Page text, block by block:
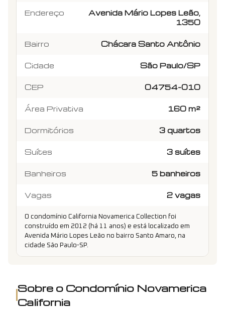
Endereço
Avenida Mário Lopes Leão,
1350
Bairro Chácara Santo Antônio
Cidade São Paulo/SP
CEP 04754-010
Área Privativa 160 m²
Dormitórios 3 quartos
Suítes 3 suítes
Banheiros 5 banheiros
Vagas 2 vagas
O condomínio California Novamerica Collection foi
construído em 2012 (há 11 anos) e está localizado em
Avenida Mário Lopes Leão no bairro Santo Amaro, na
cidade São Paulo-SP.
Sobre o Condomínio Novamerica
California